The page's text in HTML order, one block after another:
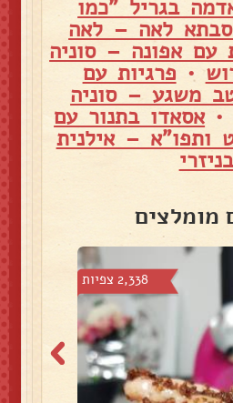
בגריל "כמו
לאה – לאה
עם אפונה – סוניה
• פרגיות עם
משגע – סוניה
•אסאדו בתנור עם
ותפו"א – אילנית
בניזרי
מומלצים
2,338 צפיות